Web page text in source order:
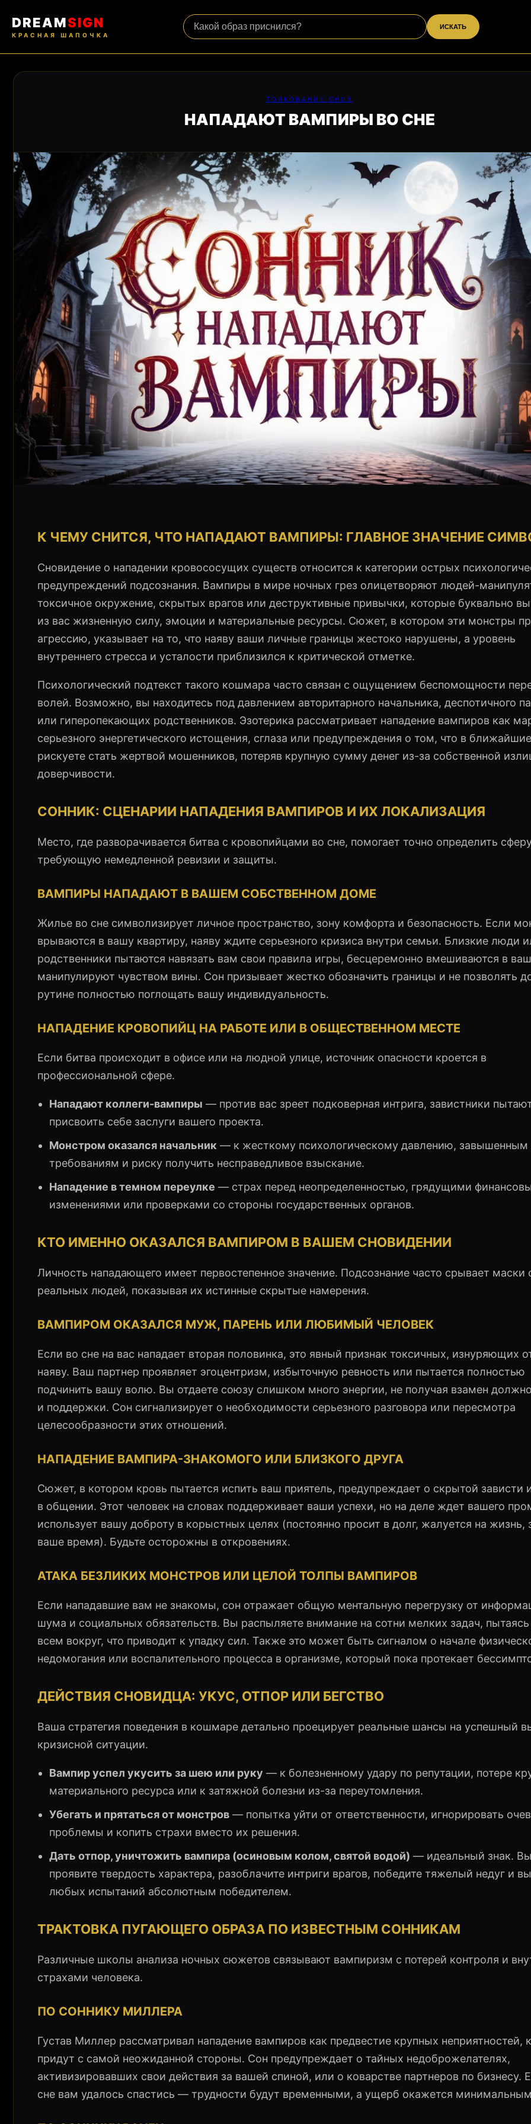
DREAMSIGN
КРАСНАЯ ШАПОЧКА
ИСКАТЬ
ТОЛКОВАНИЕ СНОВ
НАПАДАЮТ ВАМПИРЫ ВО СНЕ
К ЧЕМУ СНИТСЯ, ЧТО НАПАДАЮТ ВАМПИРЫ: ГЛАВНОЕ ЗНАЧЕНИЕ
Сновидение о нападении кровососущих существ относится к категории острых
предупреждений подсознания. Вампиры в мире ночных грез олицетворяют людей-
токсичное окружение, скрытых врагов или деструктивные привычки, которые буквально
из вас жизненную силу, эмоции и материальные ресурсы. Сюжет, в котором эти монстры
агрессию, указывает на то, что наяву ваши личные границы жестоко нарушены, а уровень
внутреннего стресса и усталости приблизился к критической отметке.
Психологический подтекст такого кошмара часто связан с ощущением беспомощности
волей. Возможно, вы находитесь под давлением авторитарного начальника, деспотичного
или гиперопекающих родственников. Эзотерика рассматривает нападение вампиров как
серьезного энергетического истощения, сглаза или предупреждения о том, что в
рискуете стать жертвой мошенников, потеряв крупную сумму денег из-за собственной
доверчивости.
СОННИК: СЦЕНАРИИ НАПАДЕНИЯ ВАМПИРОВ И ИХ ЛОКАЛИЗАЦИЯ
Место, где разворачивается битва с кровопийцами во сне, помогает точно определить
требующую немедленной ревизии и защиты.
ВАМПИРЫ НАПАДАЮТ В ВАШЕМ СОБСТВЕННОМ ДОМЕ
Жилье во сне символизирует личное пространство, зону комфорта и безопасность. Если
врываются в вашу квартиру, наяву ждите серьезного кризиса внутри семьи. Близкие люди
родственники пытаются навязать вам свои правила игры, бесцеремонно вмешиваются в
манипулируют чувством вины. Сон призывает жестко обозначить границы и не позволять
рутине полностью поглощать вашу индивидуальность.
НАПАДЕНИЕ КРОВОПИЙЦ НА РАБОТЕ ИЛИ В ОБЩЕСТВЕННОМ МЕСТЕ
Если битва происходит в офисе или на людной улице, источник опасности кроется в
профессиональной сфере.
Нападают коллеги-вампиры — против вас зреет подковерная интрига, завистники
присвоить себе заслуги вашего проекта.
Монстром оказался начальник — к жесткому психологическому давлению, завышенным
требованиям и риску получить несправедливое взыскание.
Нападение в темном переулке — страх перед неопределенностью, грядущими
изменениями или проверками со стороны государственных органов.
КТО ИМЕННО ОКАЗАЛСЯ ВАМПИРОМ В ВАШЕМ СНОВИДЕНИИ
Личность нападающего имеет первостепенное значение. Подсознание часто срывает маски
реальных людей, показывая их истинные скрытые намерения.
ВАМПИРОМ ОКАЗАЛСЯ МУЖ, ПАРЕНЬ ИЛИ ЛЮБИМЫЙ ЧЕЛОВЕК
Если во сне на вас нападает вторая половинка, это явный признак токсичных, изнуряющих
наяву. Ваш партнер проявляет эгоцентризм, избыточную ревность или пытается полностью
подчинить вашу волю. Вы отдаете союзу слишком много энергии, не получая взамен
и поддержки. Сон сигнализирует о необходимости серьезного разговора или пересмотра
целесообразности этих отношений.
НАПАДЕНИЕ ВАМПИРА-ЗНАКОМОГО ИЛИ БЛИЗКОГО ДРУГА
Сюжет, в котором кровь пытается испить ваш приятель, предупреждает о скрытой зависти
в общении. Этот человек на словах поддерживает ваши успехи, но на деле ждет вашего
использует вашу доброту в корыстных целях (постоянно просит в долг, жалуется на жизнь,
ваше время). Будьте осторожны в откровениях.
АТАКА БЕЗЛИКИХ МОНСТРОВ ИЛИ ЦЕЛОЙ ТОЛПЫ ВАМПИРОВ
Если нападавшие вам не знакомы, сон отражает общую ментальную перегрузку от
шума и социальных обязательств. Вы распыляете внимание на сотни мелких задач, пытаясь
всем вокруг, что приводит к упадку сил. Также это может быть сигналом о начале
недомогания или воспалительного процесса в организме, который пока протекает
ДЕЙСТВИЯ СНОВИДЦА: УКУС, ОТПОР ИЛИ БЕГСТВО
Ваша стратегия поведения в кошмаре детально проецирует реальные шансы на успешный
кризисной ситуации.
Вампир успел укусить за шею или руку — к болезненному удару по репутации, потере
материального ресурса или к затяжной болезни из-за переутомления.
Убегать и прятаться от монстров — попытка уйти от ответственности, игнорировать
проблемы и копить страхи вместо их решения.
Дать отпор, уничтожить вампира (осиновым колом, святой водой) — идеальный знак. Вы
проявите твердость характера, разоблачите интриги врагов, победите тяжелый недуг и
любых испытаний абсолютным победителем.
ТРАКТОВКА ПУГАЮЩЕГО ОБРАЗА ПО ИЗВЕСТНЫМ СОННИКАМ
Различные школы анализа ночных сюжетов связывают вампиризм с потерей контроля и
страхами человека.
ПО СОННИКУ МИЛЛЕРА
Густав Миллер рассматривал нападение вампиров как предвестие крупных неприятностей,
придут с самой неожиданной стороны. Сон предупреждает о тайных недоброжелателях,
активизировавших свои действия за вашей спиной, или о коварстве партнеров по бизнесу.
сне вам удалось спастись — трудности будут временными, а ущерб окажется